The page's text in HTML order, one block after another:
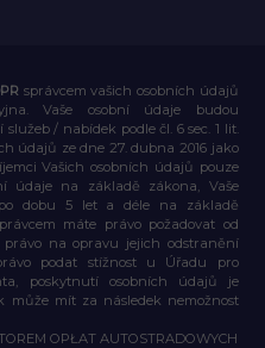
správcem vašich osobních údajů
Vaše osobní údaje budou
/ nabídek podle čl. 6 sec. 1 lit.
údajů ze dne 27. dubna 2016 jako
Vašich osobních údajů pouze
údaje na základě zákona, Vaše
dobu 5 let a déle na základě
máte právo požadovat od
na opravu jejich odstranění
podat stížnost u Úřadu pro
poskytnutí osobních údajů je
může mít za následek nemožnost
OPŁAT AUTOSTRADOWYCH